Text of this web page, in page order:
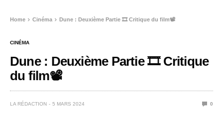
Home Cinéma Dune : Deuxième Partie 🎞️ Critique du film📽️
CINÉMA
Dune : Deuxième Partie 🎞️ Critique
du film📽️
LA RÉDACTION 5 MARS 2024 0